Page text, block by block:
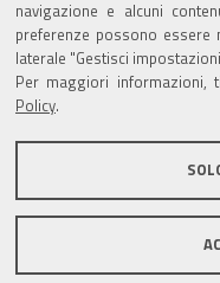
navigazione e alcuni
preferenze possono essere
laterale "Gestisci
Per maggiori informazioni,
Policy
Pubblicità Legale
Area riservata
Informativa generale